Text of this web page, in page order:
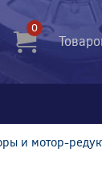
0
и мотор-